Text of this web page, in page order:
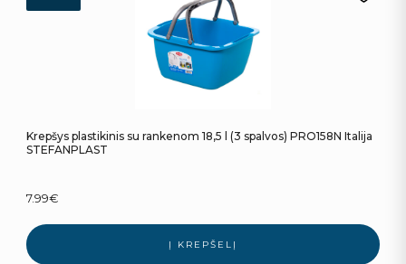
Krepšys plastikinis su rankenom 18,5 l (3 spalvos) PRO158N Italija
STEFANPLAST
7.99€
Į KREPŠELĮ